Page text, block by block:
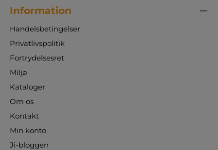
Information
Handelsbetingelser
Privatlivspolitik
Fortrydelsesret
Miljø
Kataloger
Om os
Kontakt
Min konto
Ji-bloggen